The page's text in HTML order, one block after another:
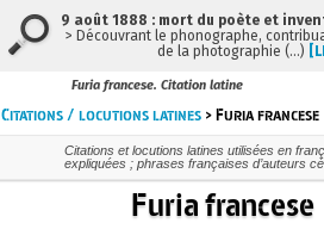
Furia francese. Citation latine
Citations / locutions latines > Furia francese
Citations et locutions latines utilisées en
expliquées ; phrases françaises d’auteurs
Furia francese
9 août 1888 : mort du poète et
> Découvrant le phonographe,
de la photographie (…)